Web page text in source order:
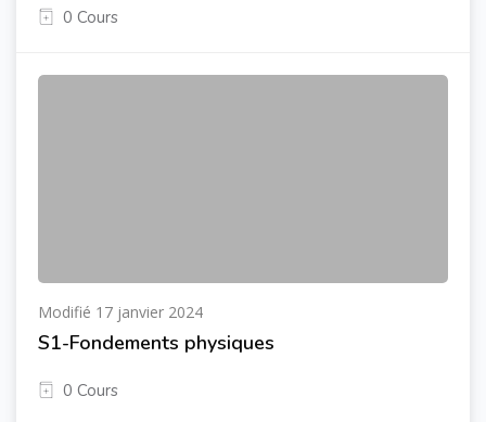
0 Cours
Modifié 17 janvier 2024
S1-Fondements physiques
0 Cours